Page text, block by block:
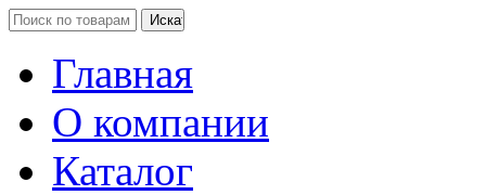
Главная
О компании
Каталог